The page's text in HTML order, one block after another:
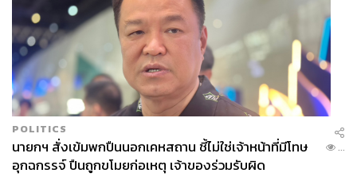
POLITICS
นายกฯ สั่งเข้มพกปืนนอกเคหสถาน ชี้ไม่ใช่เจ้าหน้าที่มีโทษ
อุกฉกรรจ์ ปืนถูกขโมยก่อเหตุ เจ้าของร่วมรับผิด
...